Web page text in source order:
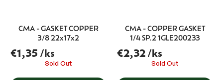
CMA - GASKET COPPER
3/8 22x17x2
€1,35 /ks
Sold Out
CMA - COPPER GASKET
1/4 SP.2 1GLE200233
€2,32 /ks
Sold Out